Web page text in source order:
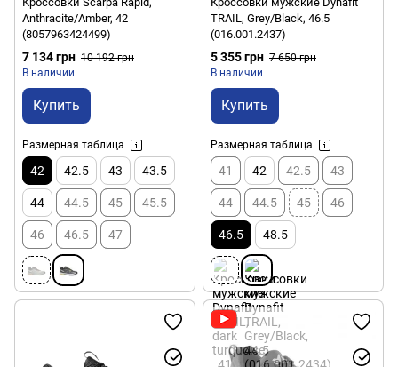
Anthracite/Amber, 42
(8057963424499)
7 134 грн 10 192 грн
В наличии
Купить
Размерная таблица
42 42.5 43 43.5
44 44.5 45 45.5
46 46.5 47
TRAIL, Grey/Black, 46.5
(016.001.2437)
5 355 грн 7 650 грн
В наличии
Купить
Размерная таблица
41 42 42.5 43
44 44.5 45 46
46.5 48.5